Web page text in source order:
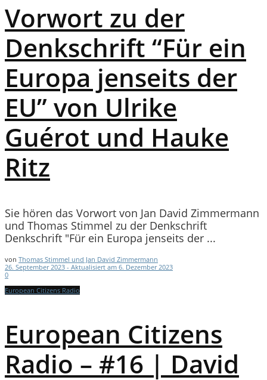
Vorwort zu der
Denkschrift “Für ein
Europa jenseits der
EU” von Ulrike
Guérot und Hauke
Ritz
Sie hören das Vorwort von Jan David Zimmermann
und Thomas Stimmel zu der Denkschrift
Denkschrift "Für ein Europa jenseits der ...
von Thomas Stimmel und Jan David Zimmermann
26. September 2023 - Aktualisiert am 6. Dezember 2023
0
European Citizens Radio
European Citizens
Radio – #16 | David